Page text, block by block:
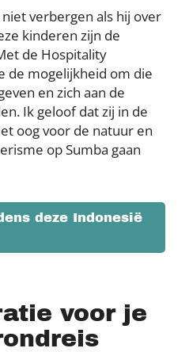
verbergen als hij over
kinderen zijn de
de Hospitality
de mogelijkheid om die
en zich aan de
Ik geloof dat zij in de
oog voor de natuur en
op Sumba gaan
deze Indonesië
voor je